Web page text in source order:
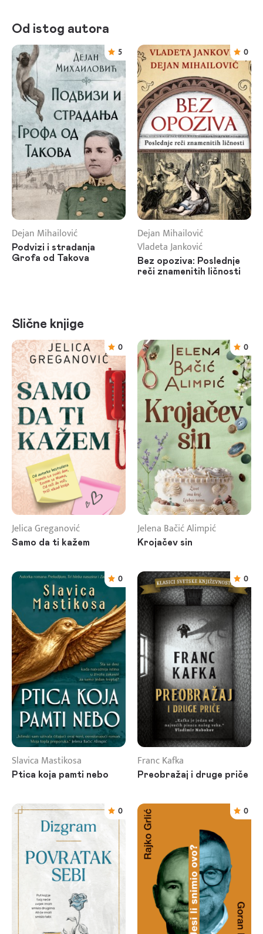
Od istog autora
5
Dejan Mihailović
Podvizi i stradanja
Grofa od Takova
0
Dejan Mihailović
Vladeta Janković
Bez opoziva: Poslednje
reči znamenitih ličnosti
Slične knjige
0
Jelica Greganović
Samo da ti kažem
0
Jelena Bačić Alimpić
Krojačev sin
0
Slavica Mastikosa
Ptica koja pamti nebo
0
Franc Kafka
Preobražaj i druge priče
0 0